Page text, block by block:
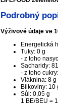
Podrobný
Výživové údaje ve
Energetická
Tuky: 0 g
- z toho
Sacharidy:
- z toho
Vláknina: 8 g
Bílkoviny: 10
Sůl: 0,05 g
1 BE/BEU =